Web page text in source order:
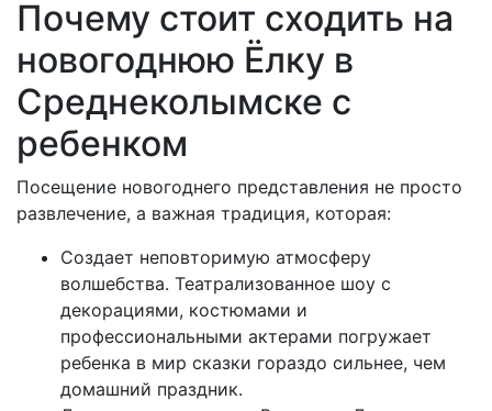
Почему стоит сходить на
новогоднюю Ёлку в
Среднеколымске с
ребенком
Посещение новогоднего представления не просто
развлечение, а важная традиция, которая:
Создает неповторимую атмосферу
волшебства. Театрализованное шоу с
декорациями, костюмами и
профессиональными актерами погружает
ребенка в мир сказки гораздо сильнее, чем
домашний праздник.